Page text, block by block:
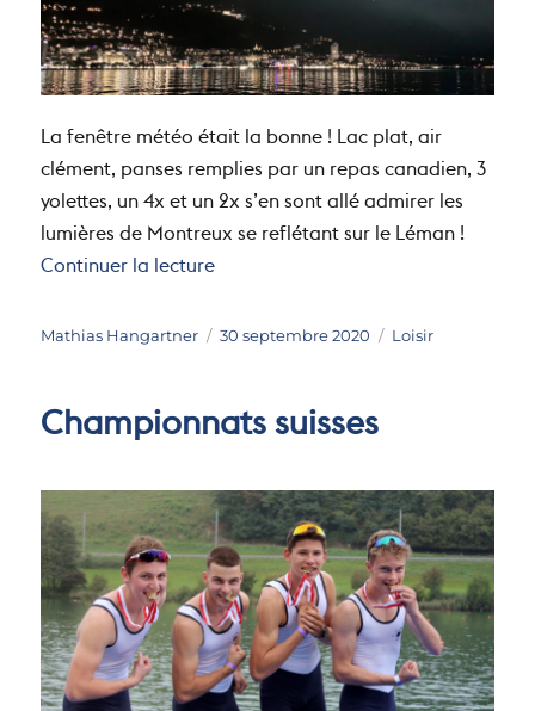
La fenêtre météo était la bonne ! Lac plat, air
clément, panses remplies par un repas canadien, 3
yolettes, un 4x et un 2x s’en sont allé admirer les
lumières de Montreux se reflétant sur le Léman !
Continuer la lecturede « Sortie clair de Lune »
Auteur
Mathias Hangartner
Publié
30 septembre 2020 Catégories
Loisir
Championnats suisses